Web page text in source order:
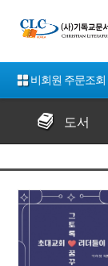
비회원 주문조회
도서